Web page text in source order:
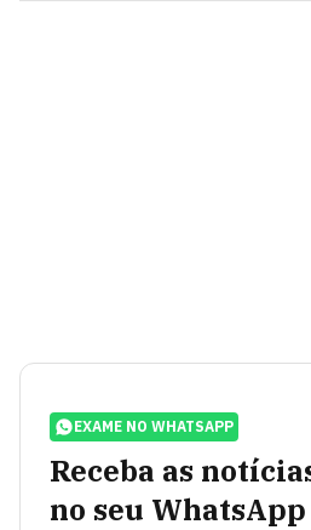
EXAME NO WHATSAPP
Receba as
no seu WhatsApp